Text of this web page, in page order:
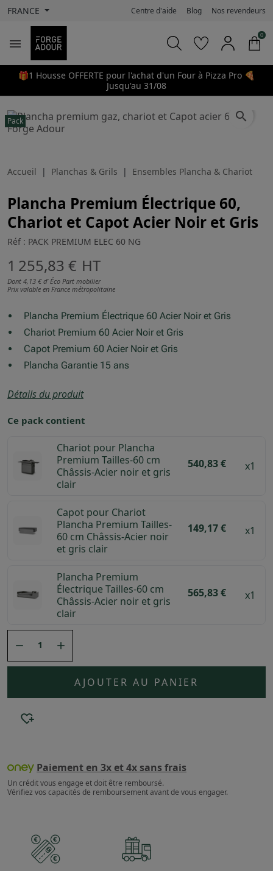
FRANCE Centre d'aide Blog Nos revendeurs

0
🎁1 Housse OFFERTE pour l'achat d'un Four à Pizza Pro 🍕
Jusqu'au 31/08
Pack search
Accueil Planchas & Grils Ensembles Plancha & Chariot
Plancha Premium Électrique 60,
Chariot et Capot Acier Noir et Gris
Réf : PACK PREMIUM ELEC 60 NG
1 255,83 € HT
Dont 4,13 € d’ Éco Part mobilier
Prix valable en France métropolitaine
Plancha Premium Électrique 60 Acier Noir et Gris
Chariot Premium 60 Acier Noir et Gris
Capot Premium 60 Acier Noir et Gris
Plancha Garantie 15 ans
Détails du produit
Ce pack contient
Chariot pour Plancha
Premium Tailles-60 cm
Châssis-Acier noir et gris
clair
540,83 € x1
Capot pour Chariot
Plancha Premium Tailles-
60 cm Châssis-Acier noir
et gris clair
149,17 € x1
Plancha Premium
Électrique Tailles-60 cm
Châssis-Acier noir et gris
clair
565,83 € x1
 
AJOUTER AU PANIER
Paiement en 3x et 4x sans frais
Un crédit vous engage et doit être remboursé.
Vérifiez vos capacités de remboursement avant de vous engager.